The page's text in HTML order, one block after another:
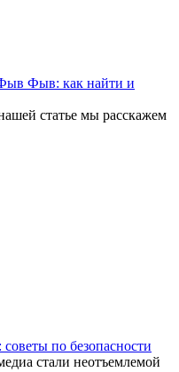
Фыв: как найти и
статье мы расскажем
по безопасности
стали неотъемлемой